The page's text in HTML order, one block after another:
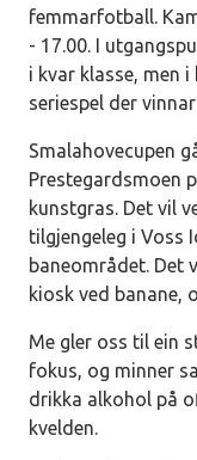
femmarfotball.
- 17.00. I
i kvar klasse, men
seriespel der
Smalahovecupen
Prestegardsmoen
kunstgras. Det vil
tilgjengeleg i Voss
baneområdet. Det
kiosk ved banane,
Me gler oss til ein
fokus, og minner
drikka alkohol på
kvelden.